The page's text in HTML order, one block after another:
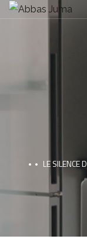
LE SILENCE